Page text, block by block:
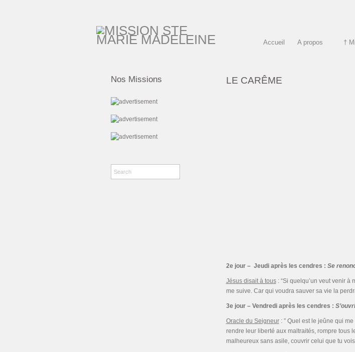
Accueil A propos †
LE CARÊME
2e jour – Jeudi après les cendres : Se
Jésus disait à tous: “Si quelqu’un veut venir à
me suive. Car qui voudra sauver sa vie la
3e jour – Vendredi après les cendres :
Oracle du Seigneur: ” Quel est le jeûne qui
rendre leur liberté aux maltraités, rompre tous
malheureux sans asile, couvrir celui que tu
Nos Missions